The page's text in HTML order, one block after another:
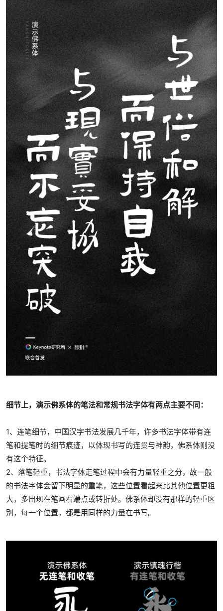
细节上，演示佛系体的笔法和常规书法字体有两点主要不同：
1、连笔细节，中国汉字书法发展几千年，许多书法字体带有连
笔和提笔时的细节痕迹，以体现书写的连贯与神韵，佛系体则没
有这个特征。
2、落笔轻重，书法字体走笔过程中会有力量轻重之分，故一般
的书法字体会留下明显的重笔，这些位置看起来比其他位置更粗
大，多出现在笔画右端点或转折处。佛系体却没有那样的轻重区
别，每一个位置，都是用同样的力量在书写。